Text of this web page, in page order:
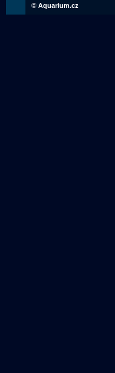
© Aquarium.cz